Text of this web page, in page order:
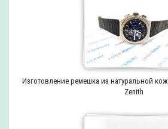
Изготовление ремешка из натуральной
Zenith